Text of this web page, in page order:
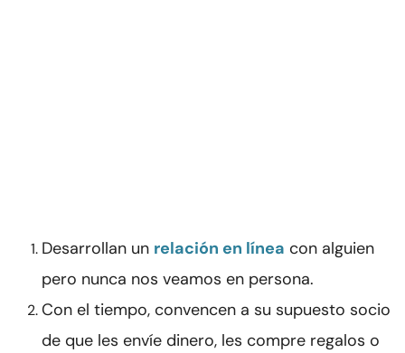
Desarrollan un relación en línea con alguien
pero nunca nos veamos en persona.
Con el tiempo, convencen a su supuesto socio
de que les envíe dinero, les compre regalos o